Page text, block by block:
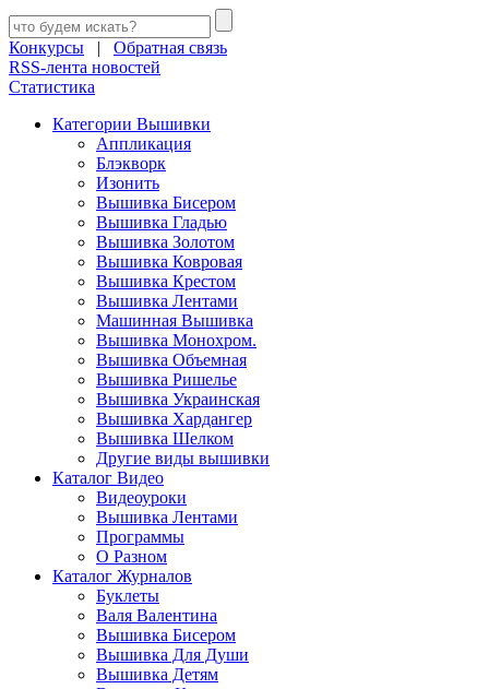
Конкурсы | Обратная связь
RSS-лента новостей
Статистика
Категории Вышивки
Аппликация
Блэкворк
Изонить
Вышивка Бисером
Вышивка Гладью
Вышивка Золотом
Вышивка Ковровая
Вышивка Крестом
Вышивка Лентами
Машинная Вышивка
Вышивка Монохром.
Вышивка Объемная
Вышивка Ришелье
Вышивка Украинская
Вышивка Хардангер
Вышивка Шелком
Другие виды вышивки
Каталог Видео
Видеоуроки
Вышивка Лентами
Программы
О Разном
Каталог Журналов
Буклеты
Валя Валентина
Вышивка Бисером
Вышивка Для Души
Вышивка Детям